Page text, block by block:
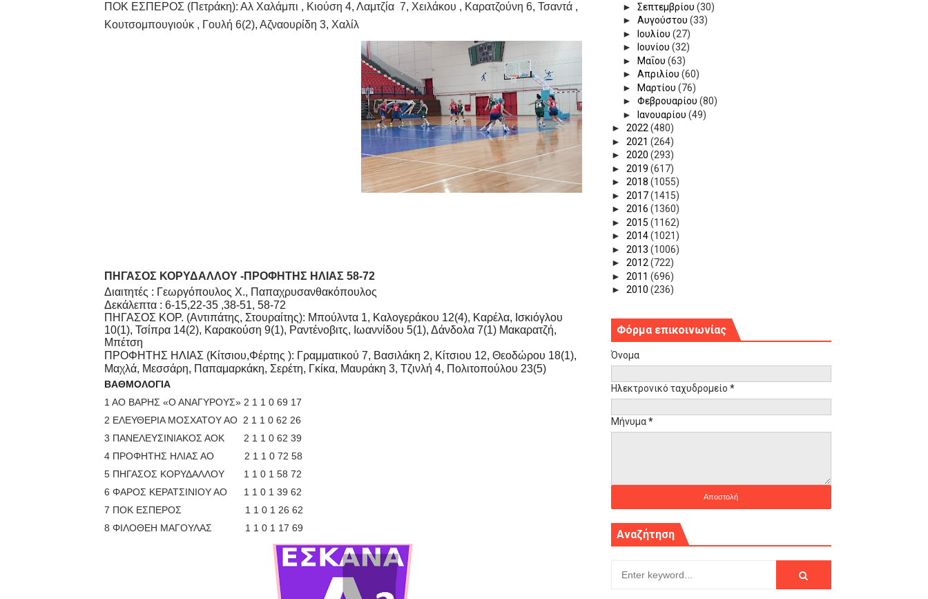
ΠΟΚ ΕΣΠΕΡΟΣ (Πετράκη): Αλ Χαλάμπι , Κιούση 4, Λαμτζία 7, Χειλάκου , Καρατζούνη 6, Τσαντά ,
Κουτσομπουγιούκ , Γουλή 6(2), Αζναουρίδη 3, Χαλίλ
ΠΗΓΑΣΟΣ ΚΟΡΥΔΑΛΛΟΥ -ΠΡΟΦΗΤΗΣ ΗΛΙΑΣ 58-72
Διαιτητές : Γεωργόπουλος Χ., Παπαχρυσανθακόπουλος
Δεκάλεπτα : 6-15,22-35 ,38-51, 58-72
ΠΗΓΑΣΟΣ ΚΟΡ. (Αντιπάτης, Στουραίτης): Μπούλντα 1, Καλογεράκου 12(4), Καρέλα, Ισκιόγλου
10(1), Τσίπρα 14(2), Καρακούση 9(1), Ραντένοβιτς, Ιωαννίδου 5(1), Δάνδολα 7(1) Μακαρατζή,
Μπέτση
ΠΡΟΦΗΤΗΣ ΗΛΙΑΣ (Κίτσιου,Φέρτης ): Γραμματικού 7, Βασιλάκη 2, Κίτσιου 12, Θεοδώρου 18(1),
Μαχλά, Μεσσάρη, Παπαμαρκάκη, Σερέτη, Γκίκα, Μαυράκη 3, Τζινλή 4, Πολιτοπούλου 23(5)
ΒΑΘΜΟΛΟΓΙΑ
1 ΑΟ ΒΑΡΗΣ «Ο ΑΝΑΓΥΡΟΥΣ» 2 1 1 0 69 17
2 ΕΛΕΥΘΕΡΙΑ ΜΟΣΧΑΤΟΥ ΑΟ 2 1 1 0 62 26
3 ΠΑΝΕΛΕΥΣΙΝΙΑΚΟΣ ΑΟΚ 2 1 1 0 62 39
4 ΠΡΟΦΗΤΗΣ ΗΛΙΑΣ ΑΟ 2 1 1 0 72 58
5 ΠΗΓΑΣΟΣ ΚΟΡΥΔΑΛΛΟΥ 1 1 0 1 58 72
6 ΦΑΡΟΣ ΚΕΡΑΤΣΙΝΙΟΥ ΑΟ 1 1 0 1 39 62
7 ΠΟΚ ΕΣΠΕΡΟΣ 1 1 0 1 26 62
8 ΦΙΛΟΘΕΗ ΜΑΓΟΥΛΑΣ 1 1 0 1 17 69
►Σεπτεμβρίου(30)
►Αυγούστου(33)
►
Ιουλίου(27)
►
Ιουνίου(32)
► Μαΐου(63)
►Απριλίου(60)
► Μαρτίου(76)
►Φεβρουαρίου(80)
►
Ιανουαρίου(49)
► 2022(480)
► 2021 (264)
► 2020 (293)
► 2019 (617)
► 2018 (1055)
► 2017(1415)
► 2016 (1360)
► 2015 (1162)
► 2014(1021)
► 2013 (1006)
► 2012(722)
► 2011 (696)
► 2010 (236)
Φόρμα επικοινωνίας
Όνομα
Ηλεκτρονικό ταχυδρομείο *
Μήνυμα*
Αναζήτηση